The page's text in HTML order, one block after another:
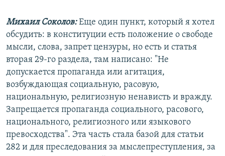
Михаил Соколов:Еще один пункт, который я хотел
обсудить: в конституции есть положение о свободе
мысли, слова, запрет цензуры, но есть и статья
вторая 29-го раздела, там написано: "Не
допускается пропаганда или агитация,
возбуждающая социальную, расовую,
национальную, религиозную ненависть и вражду.
Запрещается пропаганда социального, расового,
национального, религиозного или языкового
превосходства". Эта часть стала базой для статьи
282 и для преследования за мыслепреступления, за